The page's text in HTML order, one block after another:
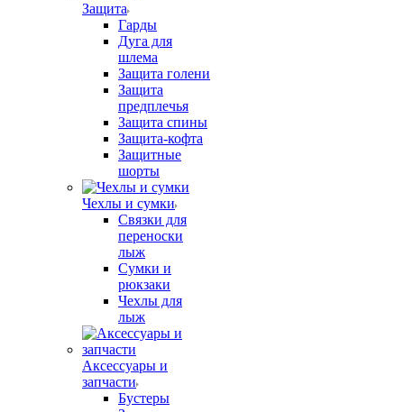
Защита
Гарды
Дуга для
шлема
Защита голени
Защита
предплечья
Защита спины
Защита-кофта
Защитные
шорты
Чехлы и сумки
Связки для
переноски
лыж
Сумки и
рюкзаки
Чехлы для
лыж
Аксессуары и
запчасти
Бустеры